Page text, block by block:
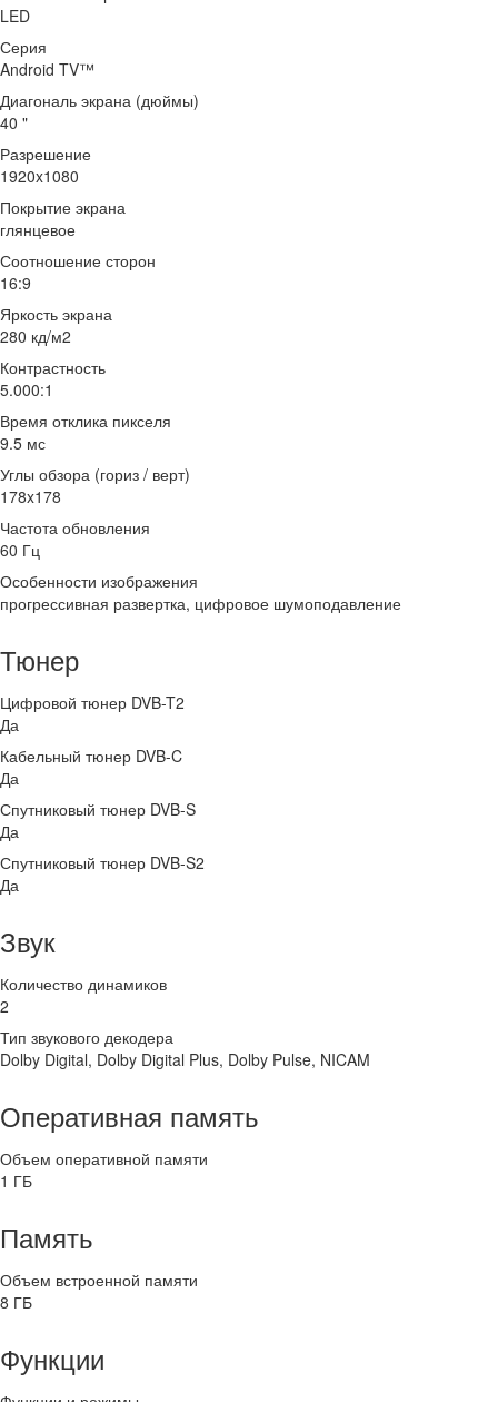
LED
Серия
Android TV™
Диагональ экрана (дюймы)
40 "
Разрешение
1920x1080
Покрытие экрана
глянцевое
Соотношение сторон
16:9
Яркость экрана
280 кд/м2
Контрастность
5.000:1
Время отклика пикселя
9.5 мс
Углы обзора (гориз / верт)
178x178
Частота обновления
60 Гц
Особенности изображения
прогрессивная развертка, цифровое шумоподавление
Тюнер
Цифровой тюнер DVB-T2
Да
Кабельный тюнер DVB-C
Да
Спутниковый тюнер DVB-S
Да
Спутниковый тюнер DVB-S2
Да
Звук
Количество динамиков
2
Тип звукового декодера
Dolby Digital, Dolby Digital Plus, Dolby Pulse, NICAM
Оперативная память
Объем оперативной памяти
1 ГБ
Память
Объем встроенной памяти
8 ГБ
Функции